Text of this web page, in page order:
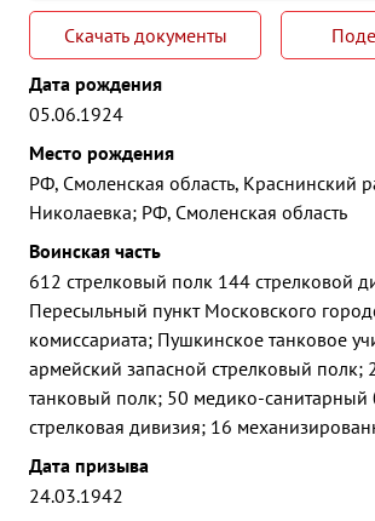
Скачать документы
Дата рождения
05.06.1924
Место рождения
РФ, Смоленская область, Краснинский
Николаевка; РФ, Смоленская область
Воинская часть
612 стрелковый полк 144 стрелковой
Пересыльный пункт Московского
комиссариата; Пушкинское танковое
армейский запасной стрелковый полк;
танковый полк; 50 медико-санитарный
стрелковая дивизия; 16
Дата призыва
24.03.1942